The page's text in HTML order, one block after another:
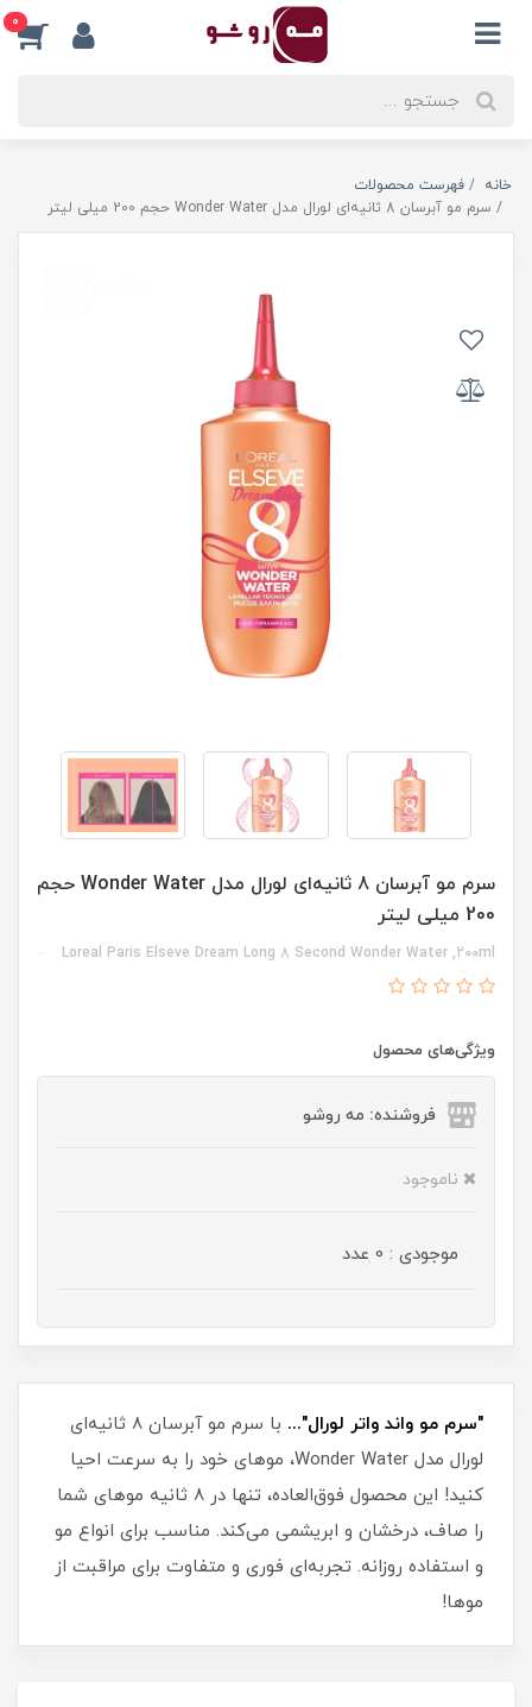
0
خانه
فهرست محصولات
سرم مو آبرسان 8 ثانیه‌ای لورال مدل Wonder Water حجم 200 میلی لیتر
سرم مو آبرسان 8 ثانیه‌ای لورال مدل Wonder Water حجم
200 میلی لیتر
Loreal Paris Elseve Dream Long 8 Second Wonder Water ,200ml
ویژگی‌های محصول
فروشنده: مه رو‌شو
ناموجود
موجودی : 0 عدد
"سرم مو واند واتر لورال"...
با سرم مو آبرسان 8 ثانیه‌ای
لورال مدل Wonder Water، موهای خود را به سرعت احیا
کنید! این محصول فوق‌العاده، تنها در 8 ثانیه موهای شما
را صاف، درخشان و ابریشمی می‌کند. مناسب برای انواع مو
و استفاده روزانه. تجربه‌ای فوری و متفاوت برای مراقبت از
موها!